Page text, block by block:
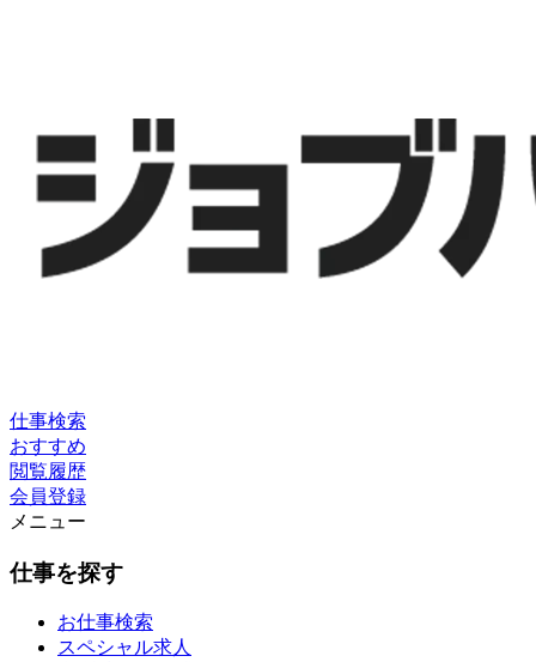
仕事検索
おすすめ
閲覧履歴
会員登録
メニュー
仕事を探す
お仕事検索
スペシャル求人